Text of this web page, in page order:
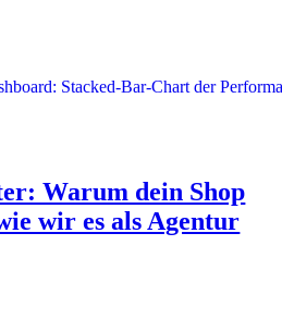
Warum dein Shop
wir es als Agentur